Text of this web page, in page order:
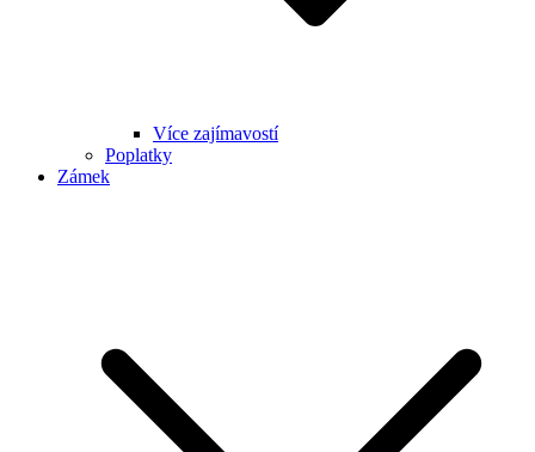
Více zajímavostí
Poplatky
Zámek